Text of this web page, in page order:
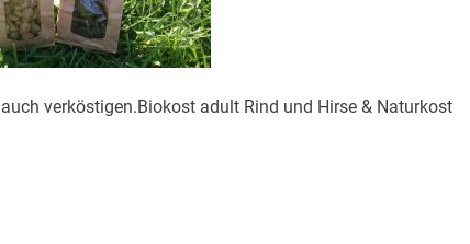
verköstigen.Biokost adult Rind und Hirse & Naturkost